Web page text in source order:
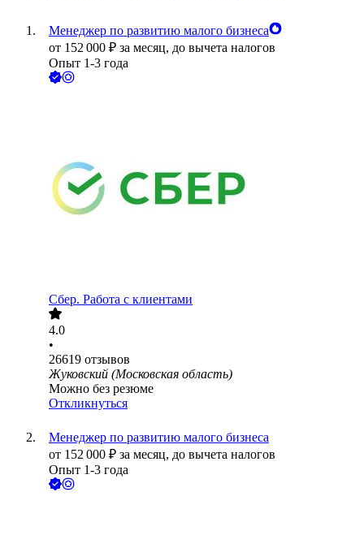
Менеджер по развитию малого бизнеса
от 152 000 ₽ за месяц, до вычета налогов
Опыт 1-3 года
Сбер. Работа с клиентами
4.0
•
26619 отзывов
Жуковский (Московская область)
Можно без резюме
Откликнуться
Менеджер по развитию малого бизнеса
от 152 000 ₽ за месяц, до вычета налогов
Опыт 1-3 года